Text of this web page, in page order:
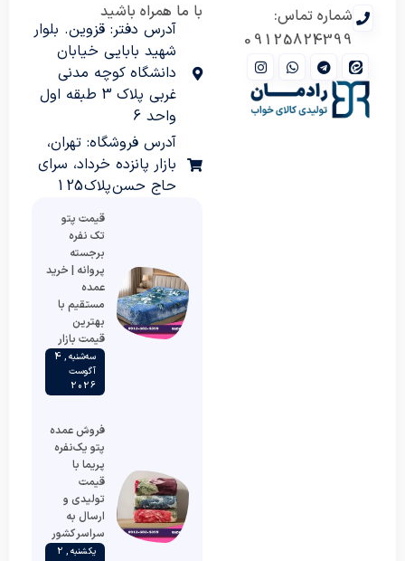
شماره تماس:
09125824399
با ما همراه باشید
آدرس دفتر: قزوین. بلوار
شهید بابایی خیابان
دانشگاه کوچه مدنی
غربی پلاک 3 طبقه اول
واحد 6
آدرس فروشگاه: تهران،
بازار پانزده خرداد، سرای
حاج حسن پلاک 125
قیمت پتو
تک نفره
برجسته
پروانه | خرید
عمده
مستقیم با
بهترین
قیمت بازار
سه‌شنبه , 4
آگوست
2026
فروش عمده
پتو یک‌نفره
پریما با
قیمت
تولیدی و
ارسال به
سراسر کشور
یکشنبه , 2